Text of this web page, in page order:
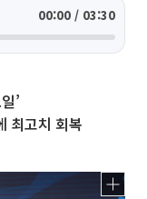
00:00 / 03:30
’
최고치 회복